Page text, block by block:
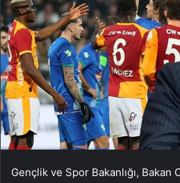
Gençlik ve Spor Bakanlığı, Bakan